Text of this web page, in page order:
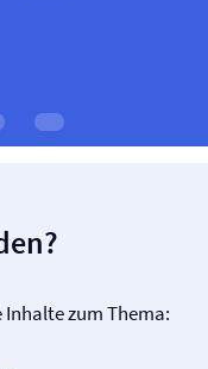
zum Thema: